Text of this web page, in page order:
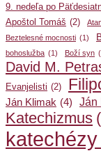
9. nedeľa po
Apoštol Tomáš (2)
Beztelesné mocnosti (1)
bohoslužba (1) Boží syn
David M.
Evanjelisti (2)
Ján Klimak (4) Ján
Katechizmus